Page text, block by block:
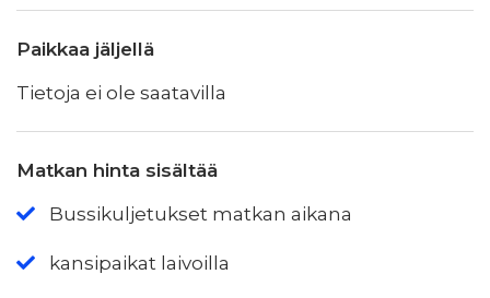
Paikkaa jäljellä
Tietoja ei ole saatavilla
Matkan hinta sisältää
Bussikuljetukset matkan aikana
kansipaikat laivoilla